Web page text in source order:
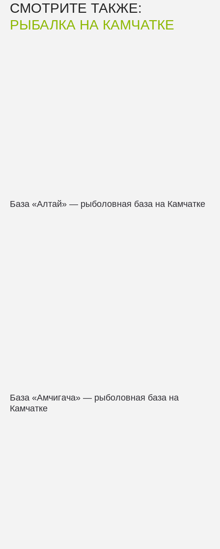
СМОТРИТЕ ТАКЖЕ:
РЫБАЛКА НА КАМЧАТКЕ
База «Алтай» — рыболовная база на Камчатке
База «Амчигача» — рыболовная база на
Камчатке